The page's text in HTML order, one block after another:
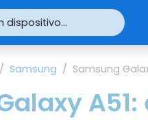
dispositivo...
Samsung Samsung